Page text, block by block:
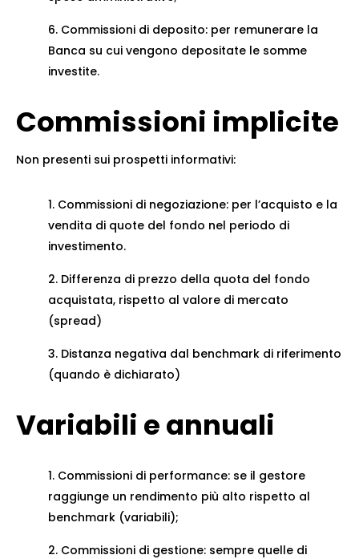
Commissioni di deposito: per remunerare la
Banca su cui vengono depositate le somme
investite.
Commissioni implicite
Non presenti sui prospetti informativi:
Commissioni di negoziazione: per l’acquisto e la
vendita di quote del fondo nel periodo di
investimento.
Differenza di prezzo della quota del fondo
acquistata, rispetto al valore di mercato
(spread)
Distanza negativa dal benchmark di riferimento
(quando è dichiarato)
Variabili e annuali
Commissioni di performance: se il gestore
raggiunge un rendimento più alto rispetto al
benchmark (variabili);
Commissioni di gestione: sempre quelle di